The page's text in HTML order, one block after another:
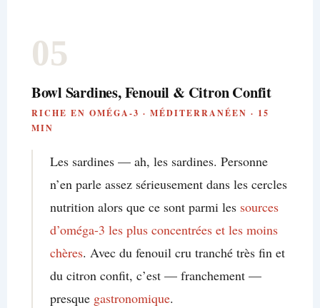
05
Bowl Sardines, Fenouil & Citron Confit
RICHE EN OMÉGA-3 · MÉDITERRANÉEN · 15
MIN
Les sardines — ah, les sardines. Personne
n’en parle assez sérieusement dans les cercles
nutrition alors que ce sont parmi les sources
d’oméga-3 les plus concentrées et les moins
chères. Avec du fenouil cru tranché très fin et
du citron confit, c’est — franchement —
presque gastronomique.